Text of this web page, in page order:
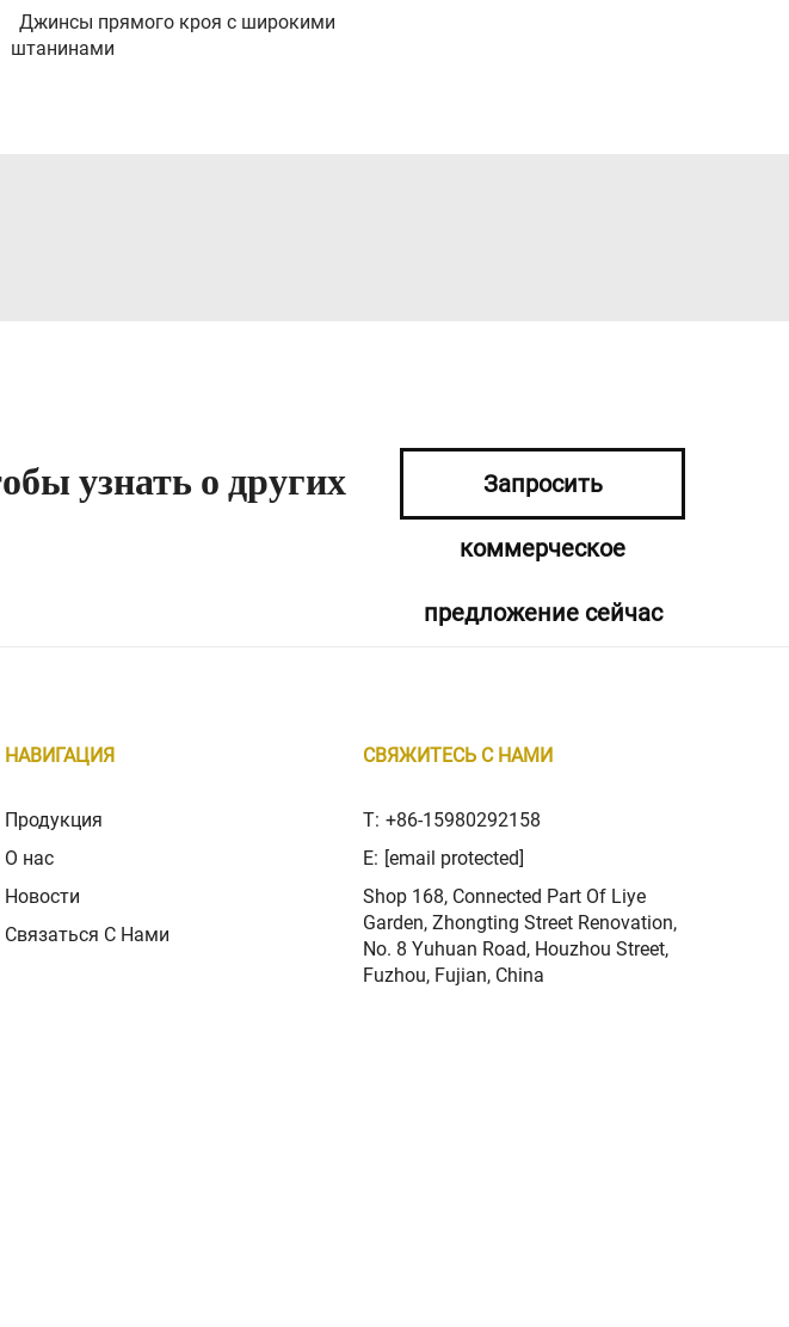
Джинсы прямого кроя с широкими
штанинами
узнать о других
Запросить
коммерческое
предложение сейчас
НАВИГАЦИЯ
Продукция
О нас
Новости
Связаться С Нами
СВЯЖИТЕСЬ С НАМИ
T: +86-15980292158
E: [email protected]
Shop 168, Connected Part Of Liye
Garden, Zhongting Street Renovation,
No. 8 Yuhuan Road, Houzhou Street,
Fuzhou, Fujian, China